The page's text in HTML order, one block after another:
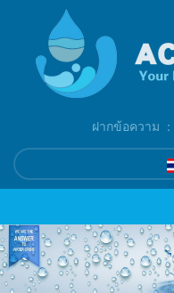
ฝากข้อความ ：